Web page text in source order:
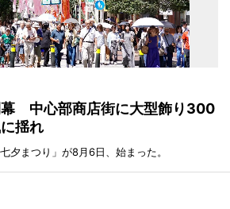
幕 中心部商店街に大型飾り300
揺れ
夕まつり」が8月6日、始まった。